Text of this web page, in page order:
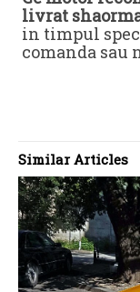
livrat
in timpul
comanda sau
Similar Articles